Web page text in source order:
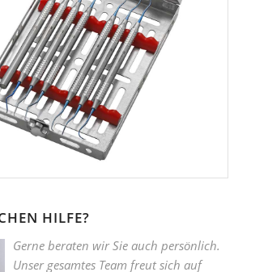
HILFE?
Gerne beraten wir Sie auch persönlich.
Unser gesamtes Team freut sich auf